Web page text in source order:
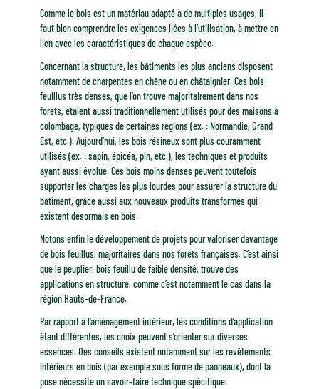
Comme le bois est un matériau adapté à de multiples usages, il
faut bien comprendre les exigences liées à l’utilisation, à mettre en
lien avec les caractéristiques de chaque espèce.
Concernant la structure, les bâtiments les plus anciens disposent
notamment de charpentes en chêne ou en châtaignier. Ces bois
feuillus très denses, que l’on trouve majoritairement dans nos
forêts, étaient aussi traditionnellement utilisés pour des maisons à
colombage, typiques de certaines régions (ex. : Normandie, Grand
Est, etc.). Aujourd’hui, les bois résineux sont plus couramment
utilisés (ex. : sapin, épicéa, pin, etc.), les techniques et produits
ayant aussi évolué. Ces bois moins denses peuvent toutefois
supporter les charges les plus lourdes pour assurer la structure du
bâtiment, grâce aussi aux nouveaux produits transformés qui
existent désormais en bois.
Notons enfin le développement de projets pour valoriser davantage
de bois feuillus, majoritaires dans nos forêts françaises. C’est ainsi
que le peuplier, bois feuillu de faible densité, trouve des
applications en structure, comme c’est notamment le cas dans la
région Hauts-de-France.
Par rapport à l’aménagement intérieur, les conditions d’application
étant différentes, les choix peuvent s’orienter sur diverses
essences. Des conseils existent notamment sur les revêtements
intérieurs en bois (par exemple sous forme de panneaux), dont la
pose nécessite un savoir-faire technique spécifique.